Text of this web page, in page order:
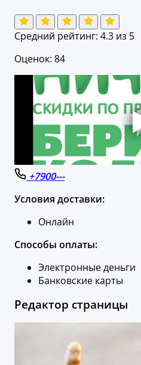
Средний рейтинг: 4.3 из 5
Оценок: 84
+7900---
Условия доставки:
Онлайн
Способы оплаты:
Электронные деньги
Банковские карты
Редактор страницы